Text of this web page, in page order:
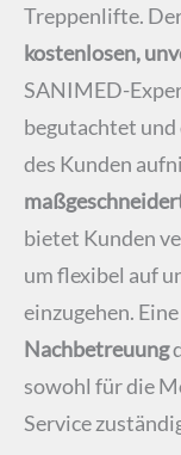
Treppenlifte.
kostenlosen,
SANIMED-
begutachtet
des Kunden
bietet Kunden
um flexibel auf
einzugehen.
Nachbetreuung
sowohl für die
Service